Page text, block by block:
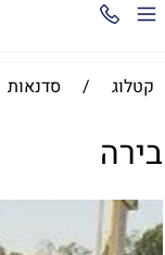
קטלוג / סדנאות
בירה